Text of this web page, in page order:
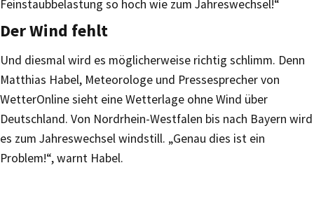
Feinstaubbelastung so hoch wie zum Jahreswechsel!“
Der Wind fehlt
Und diesmal wird es möglicherweise richtig schlimm. Denn
Matthias Habel, Meteorologe und Pressesprecher von
WetterOnline sieht eine Wetterlage ohne Wind über
Deutschland. Von Nordrhein-Westfalen bis nach Bayern wird
es zum Jahreswechsel windstill. „Genau dies ist ein
Problem!“, warnt Habel.